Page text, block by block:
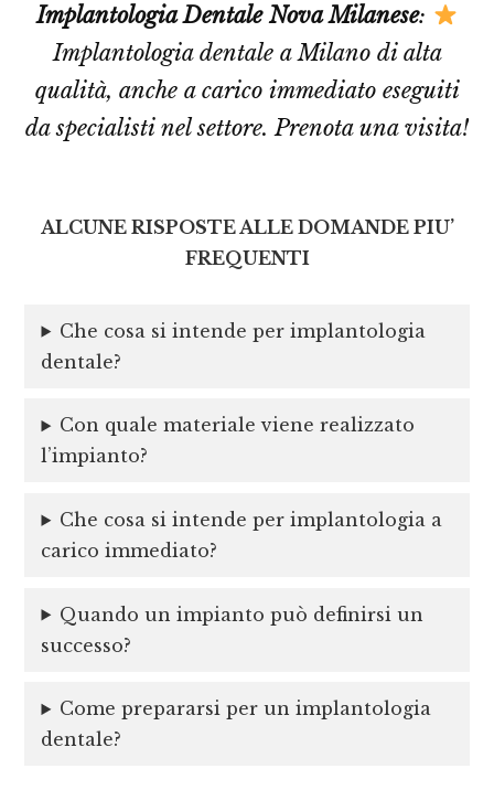
Implantologia Dentale Nova Milanese:
Implantologia dentale a Milano di alta
qualità, anche a carico immediato eseguiti
da specialisti nel settore. Prenota una visita!
ALCUNE RISPOSTE ALLE DOMANDE PIU’
FREQUENTI
Che cosa si intende per implantologia
dentale?
Con quale materiale viene realizzato
l’impianto?
Che cosa si intende per implantologia a
carico immediato?
Quando un impianto può definirsi un
successo?
Come prepararsi per un implantologia
dentale?